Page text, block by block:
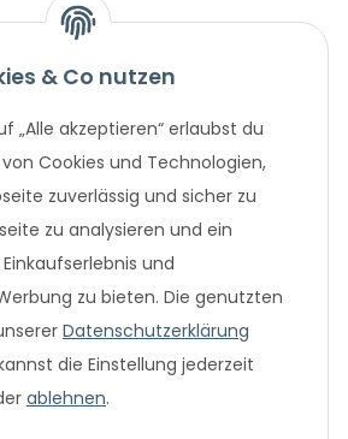
& Co nutzen
„Alle akzeptieren“ erlaubst du
Cookies und Technologien,
zuverlässig und sicher zu
zu analysieren und ein
und
zu bieten. Die genutzten
Datenschutzerklärung
die Einstellung jederzeit
ablehnen.